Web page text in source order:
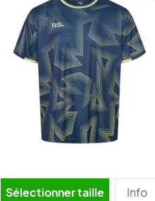
Sélectionner taille Info